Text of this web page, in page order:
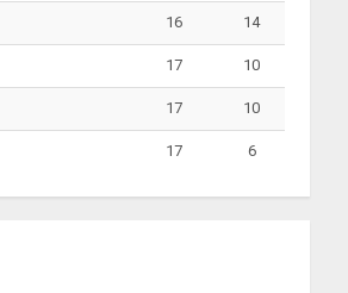
16 14
17 10
17 10
17 6